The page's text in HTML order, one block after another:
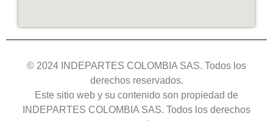
© 2024 INDEPARTES COLOMBIA SAS. Todos los
derechos reservados.
Este sitio web y su contenido son propiedad de
INDEPARTES COLOMBIA SAS. Todos los derechos